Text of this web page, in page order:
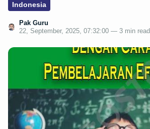
Indonesia
Pak Guru
22, September, 2025, 07:32:00 — 3 min read